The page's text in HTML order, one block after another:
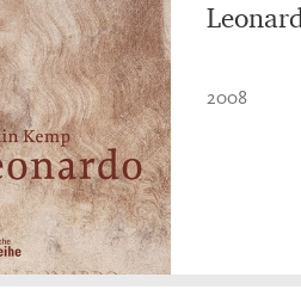
2008